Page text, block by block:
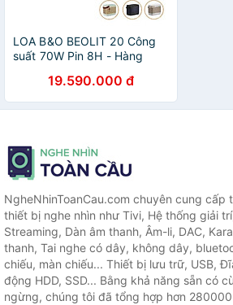
LOA B&O BEOLIT 20 Công
suất 70W Pin 8H - Hàng
19.590.000 đ
NgheNhinToanCau.com chuyên cung cấp
thiết bị nghe nhìn như Tivi, Hệ thống giải
Streaming, Dàn âm thanh, Âm-li, DAC,
thanh, Tai nghe có dây, không dây,
chiếu, màn chiếu... Thiết bị lưu trữ, USB,
động HDD, SSD... Bằng khả năng sẵn có
ngừng, chúng tôi đã tổng hợp hơn